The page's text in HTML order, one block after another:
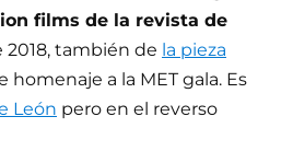
films de la revista de
2018, también de la pieza
homenaje a la MET gala. Es
León pero en el reverso